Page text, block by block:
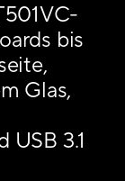
bis
Glas,
3.1